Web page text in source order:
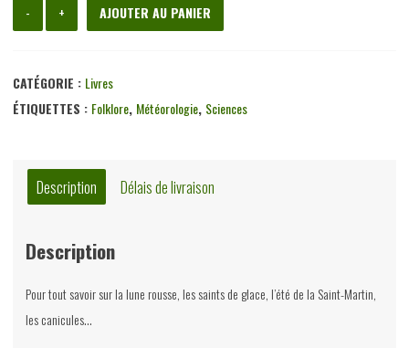
-
de
populaires
et
dictons
sur
temps,
divers,
Hector
+ AJOUTER AU PANIER
CATÉGORIE : Livres
ÉTIQUETTES : Folklore, Météorologie, Sciences
Description Délais de livraison
Description
Pour tout savoir sur la lune rousse, les saints de glace, l’été de la Saint-Martin,
les canicules…